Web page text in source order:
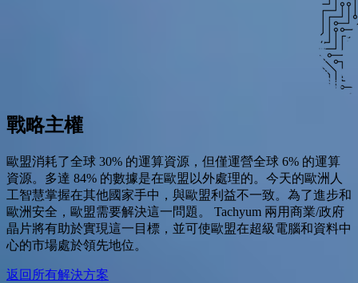
戰略主權
歐盟消耗了全球 30% 的運算資源，但僅運營全球 6% 的運算
資源。多達 84% 的數據是在歐盟以外處理的。今天的歐洲人
工智慧掌握在其他國家手中，與歐盟利益不一致。為了進步和
歐洲安全，歐盟需要解決這一問題。 Tachyum 兩用商業/政府
晶片將有助於實現這一目標，並可使歐盟在超級電腦和資料中
心的市場處於領先地位。
返回所有解決方案